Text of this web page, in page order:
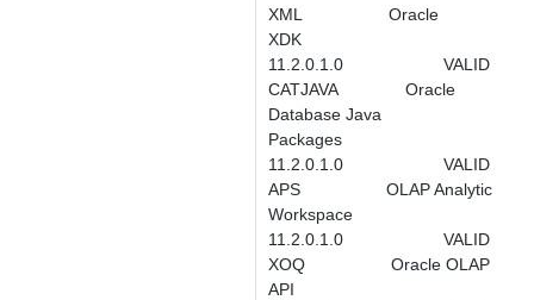
XML Oracle
XDK
11.2.0.1.0 VALID
CATJAVA Oracle
Database Java
Packages
11.2.0.1.0 VALID
APS OLAP Analytic
Workspace
11.2.0.1.0 VALID
XOQ Oracle OLAP
API